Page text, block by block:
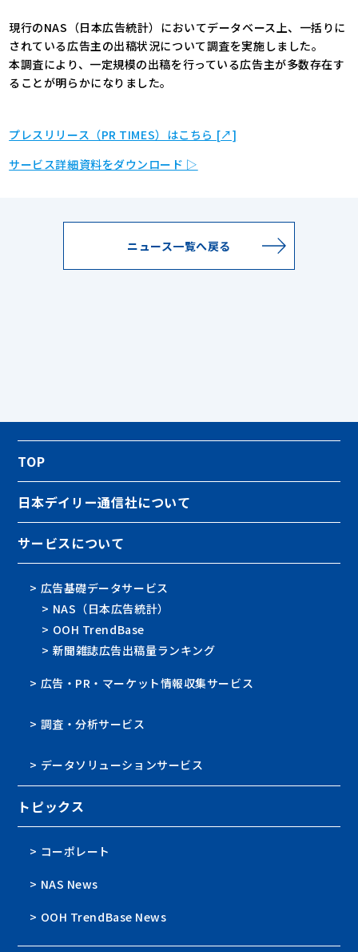
現行のNAS（日本広告統計）においてデータベース上、一括りに
されている広告主の出稿状況について調査を実施しました。
本調査により、一定規模の出稿を行っている広告主が多数存在す
ることが明らかになりました。
プレスリリース（PR TIMES）はこちら [↗]
サービス詳細資料をダウンロード ▷
ニュース一覧へ戻る
TOP
日本デイリー通信社について
サービスについて
> 広告基礎データサービス
> NAS（日本広告統計）
> OOH TrendBase
> 新聞雑誌広告出稿量ランキング
> 広告・PR・マーケット情報収集サービス
> 調査・分析サービス
> データソリューションサービス
トピックス
> コーポレート
> NAS News
> OOH TrendBase News